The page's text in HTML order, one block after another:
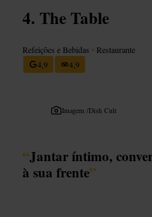
The Table
Refeições e Bebidas • Restaurante
4,9
4,9
Imagem /Dish Cult
“Jantar íntimo,
à sua frente”